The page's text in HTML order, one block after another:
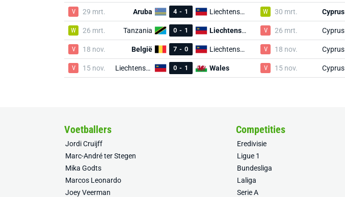
V 29 mrt. Aruba 4 - 1 Liechtenstein
W 26 mrt. Tanzania 0 - 1 Liechtenstein
V 18 nov. België 7 - 0 Liechtenstein
V 15 nov. Liechtenstein 0 - 1 Wales
W 30 mrt. Cyprus
V 26 mrt. Cyprus
V 18 nov. Cyprus
V 15 nov. Cyprus
Voetballers
Jordi Cruijff
Marc-André ter Stegen
Mika Godts
Marcos Leonardo
Joey Veerman
Competities
Eredivisie
Ligue 1
Bundesliga
Laliga
Serie A